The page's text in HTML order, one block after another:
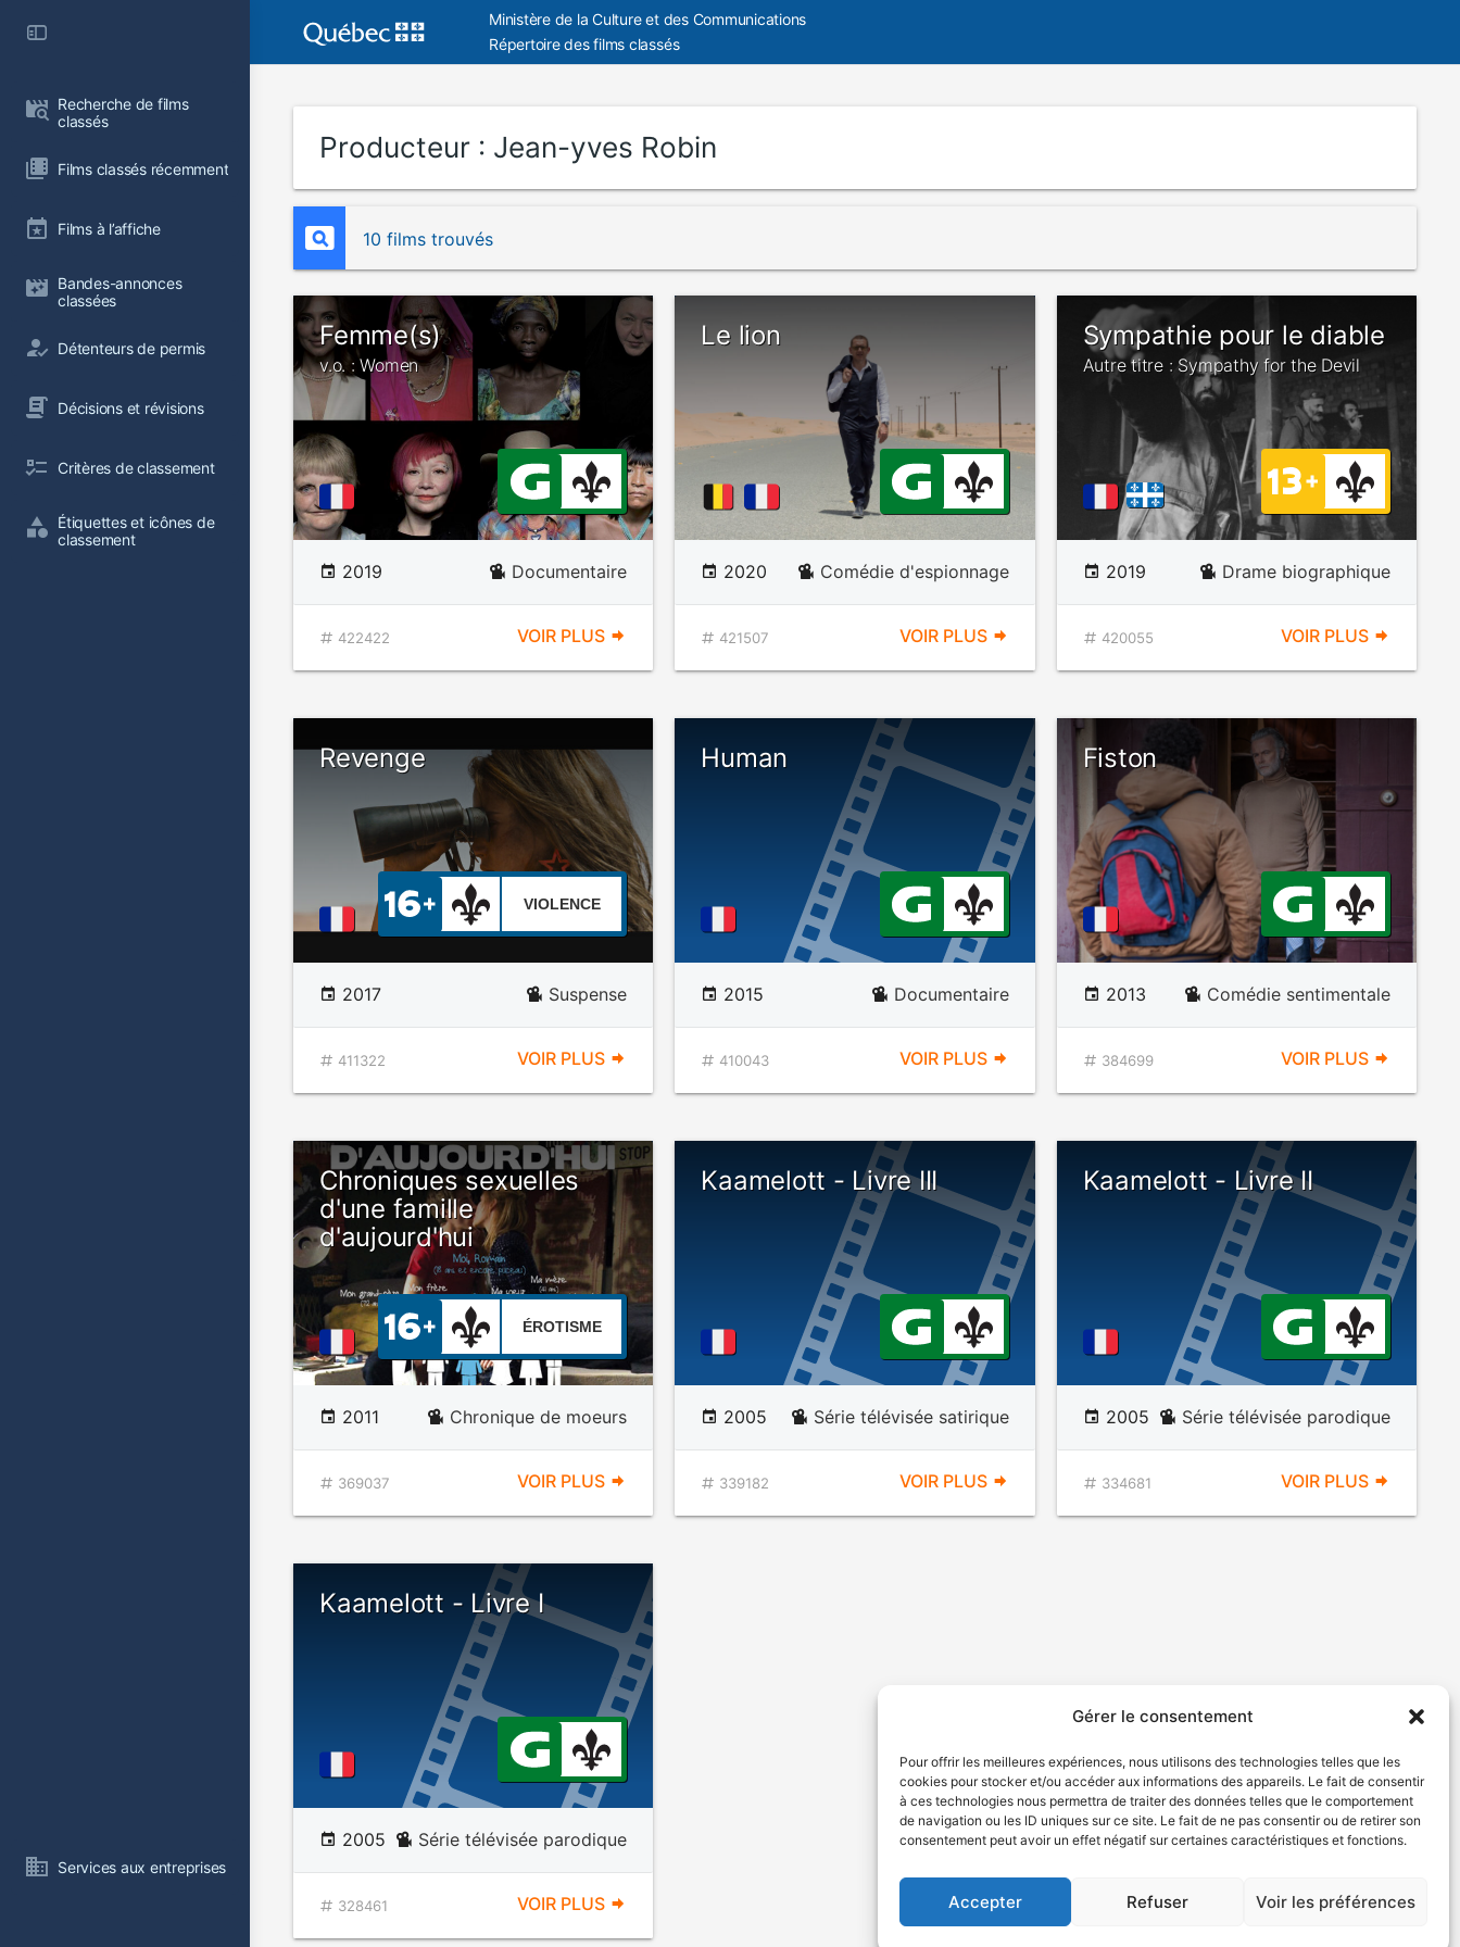
Gérer le consentement
Pour offrir les meilleures expériences, nous utilisons des technologies telles que les
cookies pour stocker et/ou accéder aux informations des appareils. Le fait de consentir
à ces technologies nous permettra de traiter des données telles que le comportement
de navigation ou les ID uniques sur ce site. Le fait de ne pas consentir ou de retirer son
consentement peut avoir un effet négatif sur certaines caractéristiques et fonctions.
Accepter Refuser Voir les préférences
Recherche de films
classés
Films classés récemment
Films à l’affiche
Bandes-annonces
classées
Détenteurs de permis
Décisions et révisions
Critères de classement
Étiquettes et icônes de
classement
Services aux entreprises
Ministère de la Culture et des Communications
Répertoire des films classés
Producteur : Jean-yves Robin
10 films trouvés
Femme(s)
v.o. : Women
2019 Documentaire
422422 VOIR PLUS
Le lion
2020 Comédie d'espionnage
421507 VOIR PLUS
Sympathie pour le diable
Autre titre : Sympathy for the Devil
2019 Drame biographique
420055 VOIR PLUS
Revenge
VIOLENCE
2017 Suspense
411322 VOIR PLUS
Human
2015 Documentaire
410043 VOIR PLUS
Fiston
2013 Comédie sentimentale
384699 VOIR PLUS
Chroniques sexuelles
d'une famille
d'aujourd'hui
ÉROTISME
2011 Chronique de moeurs
369037 VOIR PLUS
Kaamelott - Livre III
2005 Série télévisée satirique
339182 VOIR PLUS
Kaamelott - Livre II
2005 Série télévisée parodique
334681 VOIR PLUS
Kaamelott - Livre I
2005 Série télévisée parodique
328461 VOIR PLUS